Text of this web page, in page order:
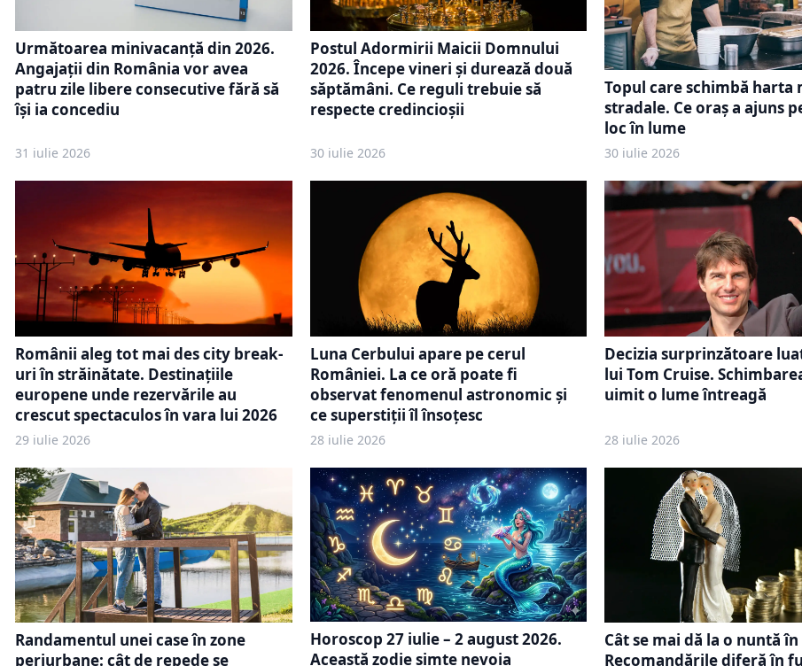
Următoarea minivacanță din 2026.
Angajații din România vor avea
patru zile libere consecutive fără să
își ia concediu
31 iulie 2026
Postul Adormirii Maicii Domnului
2026. Începe vineri și durează două
săptămâni. Ce reguli trebuie să
respecte credincioșii
30 iulie 2026
Topul care schimbă harta
stradale. Ce oraș a ajuns
loc în lume
30 iulie 2026
Românii aleg tot mai des city break-
uri în străinătate. Destinațiile
europene unde rezervările au
crescut spectaculos în vara lui 2026
29 iulie 2026
Luna Cerbului apare pe cerul
României. La ce oră poate fi
observat fenomenul astronomic și
ce superstiții îl însoțesc
28 iulie 2026
Decizia surprinzătoare
lui Tom Cruise.
uimit o lume întreagă
28 iulie 2026
Randamentul unei case în zone
periurbane: cât de repede se
Horoscop 27 iulie – 2 august 2026.
Această zodie simte nevoia
Cât se mai dă la o nuntă în
Recomandările diferă în